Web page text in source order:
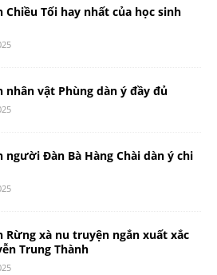
Chiều Tối hay nhất của học sinh
nhân vật Phùng dàn ý đầy đủ
người Đàn Bà Hàng Chài dàn ý chi
Rừng xà nu truyện ngắn xuất xắc
Trung Thành